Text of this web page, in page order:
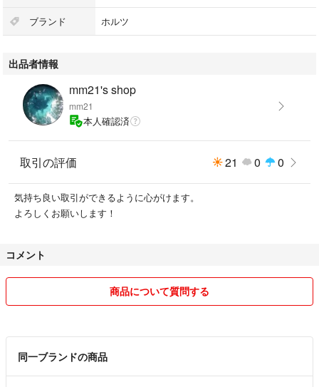
#洗車用品
ブランド ホルツ
出品者情報
mm21's shop
mm21
本人確認済
取引の評価 21 0 0
気持ち良い取引ができるように心がけます。
よろしくお願いします！
コメント
商品について質問する
同一ブランドの商品